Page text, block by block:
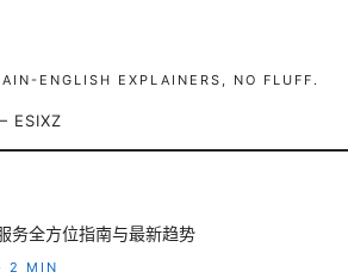
ENGLISH EXPLAINERS, NO FLUFF.
ESIXZ
务全方位指南与最新趋势
· 2 MIN